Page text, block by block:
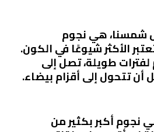
شمسنا، هي نجوم
الأكثر شيوعًا في الكون.
طويلة، تصل إلى
أن تتحول إلى أقزام بيضاء.
نجوم أكبر بكثير من